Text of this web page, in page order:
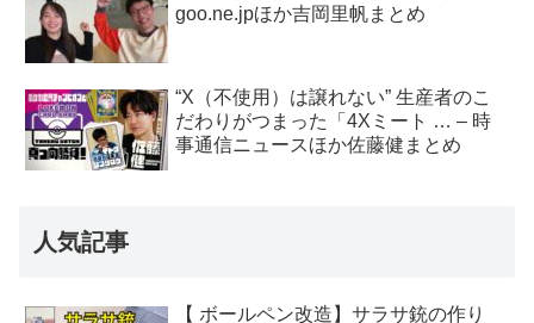
goo.ne.jpほか吉岡里帆まとめ
“X（不使用）は譲れない” 生産者のこ
だわりがつまった「4Xミート … – 時
事通信ニュースほか佐藤健まとめ
人気記事
【 ボールペン改造】サラサ銃の作り